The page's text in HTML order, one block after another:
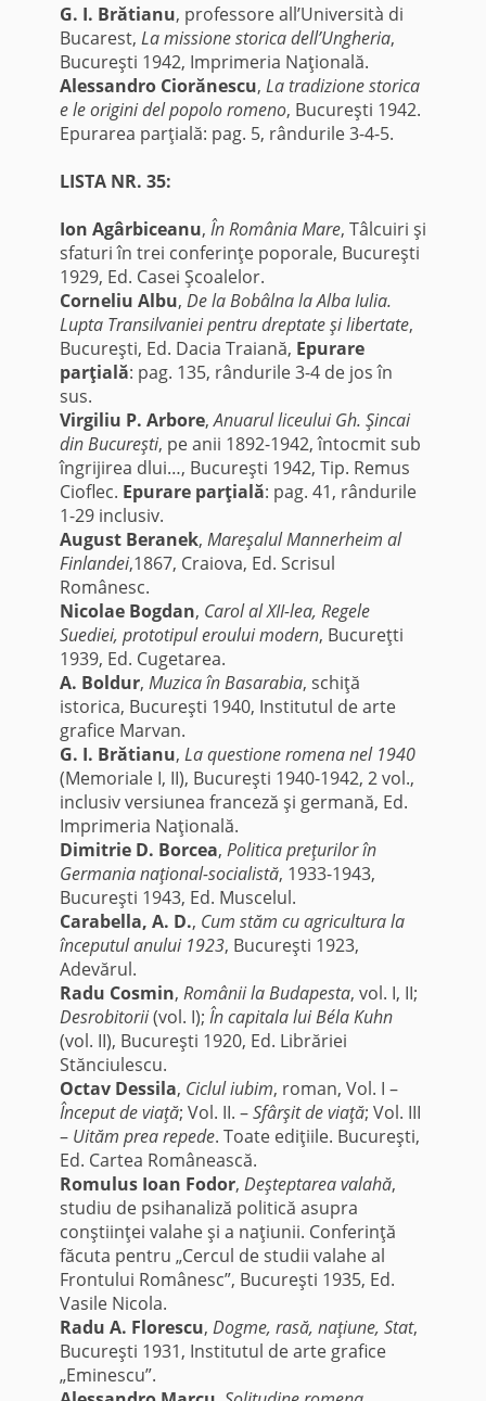
G. I. Brătianu, professore all’Università di
Bucarest, La missione storica dell’Ungheria,
Bucureşti 1942, Imprimeria Naţională.
Alessandro Ciorănescu, La tradizione storica
e le origini del popolo romeno, Bucureşti 1942.
Epurarea parţială: pag. 5, rândurile 3-4-5.
LISTA NR. 35:
Ion Agârbiceanu, În România Mare, Tâlcuiri şi
sfaturi în trei conferinţe poporale, Bucureşti
1929, Ed. Casei Şcoalelor.
Corneliu Albu, De la Bobâlna la Alba Iulia.
Lupta Transilvaniei pentru dreptate şi libertate,
Bucureşti, Ed. Dacia Traiană, Epurare
parţială: pag. 135, rândurile 3-4 de jos în
sus.
Virgiliu P. Arbore,Anuarul liceului Gh. Şincai
din Bucureşti, pe anii 1892-1942, întocmit sub
îngrijirea dlui…, Bucureşti 1942, Tip. Remus
Cioflec. Epurare parţială: pag. 41, rândurile
1-29 inclusiv.
August Beranek, Mareşalul Mannerheim al
Finlandei,1867, Craiova, Ed. Scrisul
Românesc.
Nicolae Bogdan, Carol al XII-lea, Regele
Suediei, prototipul eroului modern, Bucureţti
1939, Ed. Cugetarea.
A. Boldur, Muzica în Basarabia, schiţă
istorica, Bucureşti 1940, Institutul de arte
grafice Marvan.
G. I. Brătianu, La questione romena nel 1940
(Memoriale I, II), Bucureşti 1940-1942, 2 vol.,
inclusiv versiunea franceză şi germană, Ed.
Imprimeria Naţională.
Dimitrie D. Borcea, Politica preţurilor în
Germania naţional-socialistă, 1933-1943,
Bucureşti 1943, Ed. Muscelul.
Carabella, A. D., Cum stăm cu agricultura la
începutul anului 1923, Bucureşti 1923,
Adevărul.
Radu Cosmin, Românii la Budapesta, vol. I, II;
Desrobitorii(vol. I); În capitala lui Béla Kuhn
(vol. II), Bucureşti 1920, Ed. Librăriei
Stănciulescu.
Octav Dessila, Ciclul iubim, roman, Vol. I –
Început de viaţă; Vol. II. –Sfârşit de viaţă; Vol. III
– Uităm prea repede. Toate ediţiile. Bucureşti,
Ed. Cartea Românească.
Romulus Ioan Fodor, Deşteptarea valahă,
studiu de psihanaliză politică asupra
conştiinţei valahe şi a naţiunii. Conferinţă
făcuta pentru „Cercul de studii valahe al
Frontului Românesc”, Bucureşti 1935, Ed.
Vasile Nicola.
Radu A. Florescu, Dogme, rasă, naţiune, Stat,
Bucureşti 1931, Institutul de arte grafice
„Eminescu”.